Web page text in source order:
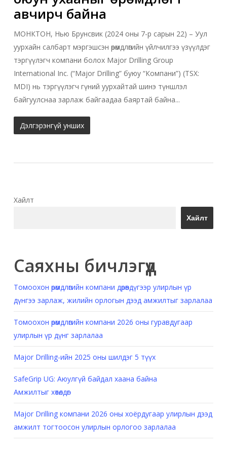
авчирч байна
МОНКТОН, Нью Брунсвик (2024 оны 7-р сарын 22) – Уул
уурхайн салбарт мэргэшсэн өрөмдлөгийн үйлчилгээ үзүүлдэг
тэргүүлэгч компани болох Major Drilling Group
International Inc. (“Major Drilling” буюу “Компани”) (TSX:
MDI) нь тэргүүлэгч гүний уурхайтай шинэ түншлэл
байгуулснаа зарлаж байгаадаа баяртай байна...
Дэлгэрэнгүй унших
Хайлт
Хайлт
Саяхны бичлэгүүд
Томоохон өрөмдлөгийн компани дөрөвдүгээр улирлын үр
дүнгээ зарлаж, жилийн орлогын дээд амжилтыг зарлалаа
Томоохон өрөмдлөгийн компани 2026 оны гуравдугаар
улирлын үр дүнг зарлалаа
Major Drilling-ийн 2025 оны шилдэг 5 түүх
SafeGrip UG: Аюулгүй байдал хаана байна
Амжилтыг хөтөлдөг
Major Drilling компани 2026 оны хоёрдугаар улирлын дээд
амжилт тогтоосон улирлын орлогоо зарлалаа